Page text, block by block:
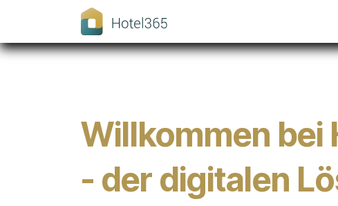
Willkommen bei
- der digitalen